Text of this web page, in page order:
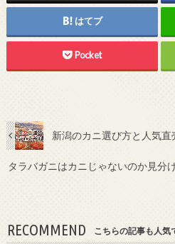
はてブ
Pocket
新潟のカニ選び方と人気直
タラバガニはカニじゃないのか見分
RECOMMEND こちらの記事も人気